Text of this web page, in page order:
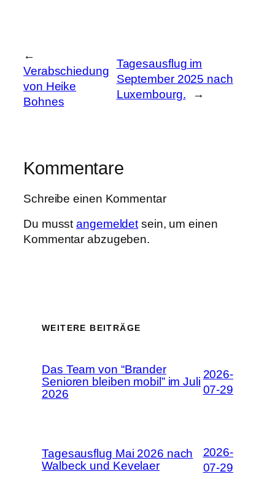
←
Verabschiedung
von Heike
Bohnes
Tagesausflug im
September 2025 nach
Luxembourg.
→
Kommentare
Schreibe einen Kommentar
Du musstangemeldet sein, um einen
Kommentar abzugeben.
WEITERE BEITRÄGE
Das Team von “Brander
Senioren bleiben mobil” im Juli
2026
2026-
07-29
Tagesausflug Mai 2026 nach
Walbeck und Kevelaer
2026-
07-29